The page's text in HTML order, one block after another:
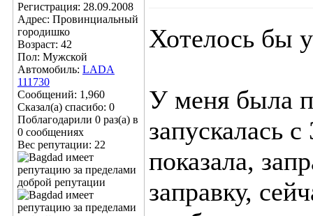
Регистрация: 28.09.2008
Адрес: Провинциальный
городишко
Возраст: 42
Пол: Мужской
Автомобиль: LADA
111730
Сообщений: 1,960
Сказал(а) спасибо: 0
Поблагодарили 0 раз(а) в
0 сообщениях
Вес репутации: 22
Хотелось бы
У меня была
запускалась
показала,
заправку,